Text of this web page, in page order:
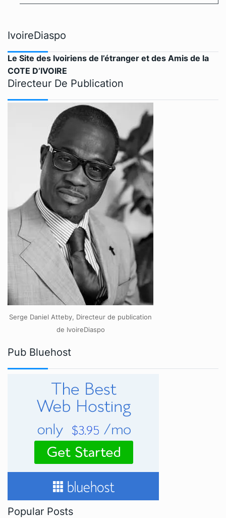
IvoireDiaspo
Le Site des Ivoiriens de l’étranger et des Amis de la
COTE D’IVOIRE
Directeur De Publication
Serge Daniel Atteby, Directeur de publication
de IvoireDiaspo
Pub Bluehost
Popular Posts